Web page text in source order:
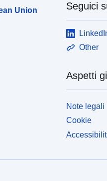
Union
Seguici
Other
Aspetti
Note legali
Cookie